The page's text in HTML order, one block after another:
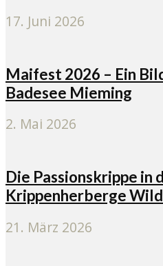
17. Juni 2026
Maifest 2026 – Ein
Badesee Mieming
2. Mai 2026
Die Passionskrippe in
Krippenherberge
21. März 2026